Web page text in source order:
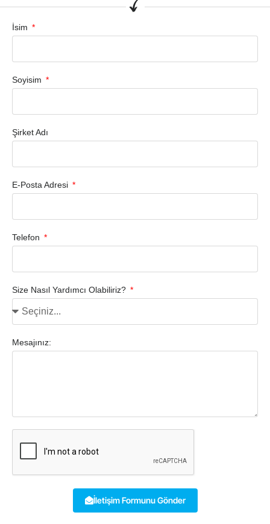
İsim
Soyisim
Şirket Adı
E-Posta Adresi
Telefon
Size Nasıl Yardımcı Olabiliriz?
Mesajınız:
İletişim Formunu Gönder